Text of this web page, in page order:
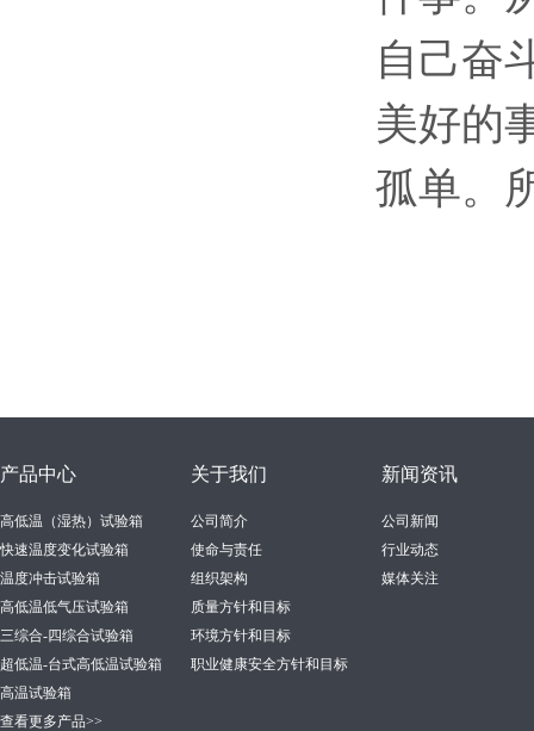
自己奋
美好的
孤单。
产品中心
高低温（湿热）试验箱
快速温度变化试验箱
温度冲击试验箱
高低温低气压试验箱
三综合-四综合试验箱
超低温-台式高低温试验箱
高温试验箱
查看更多产品>>
关于我们
公司简介
使命与责任
组织架构
质量方针和目标
环境方针和目标
职业健康安全方针和目标
新闻资讯
公司新闻
行业动态
媒体关注